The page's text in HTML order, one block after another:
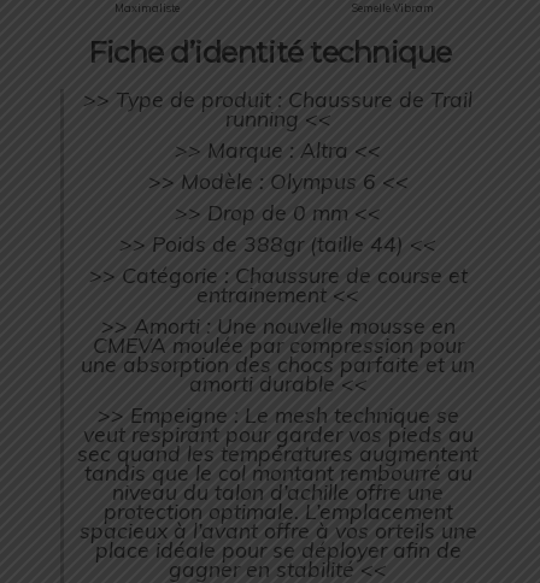
Maximaliste Semelle Vibram
Fiche d’identité technique
>> Type de produit : Chaussure de Trail
running <<
>> Marque : Altra <<
>> Modèle : Olympus 6 <<
>> Drop de 0 mm <<
>> Poids de 388gr (taille 44) <<
>> Catégorie : Chaussure de course et
entrainement <<
>> Amorti : Une nouvelle mousse en
CMEVA moulée par compression pour
une absorption des chocs parfaite et un
amorti durable <<
>> Empeigne : Le mesh technique se
veut respirant pour garder vos pieds au
sec quand les températures augmentent
tandis que le col montant rembourré au
niveau du talon d’achille offre une
protection optimale. L’emplacement
spacieux à l’avant offre à vos orteils une
place idéale pour se déployer afin de
gagner en stabilité <<